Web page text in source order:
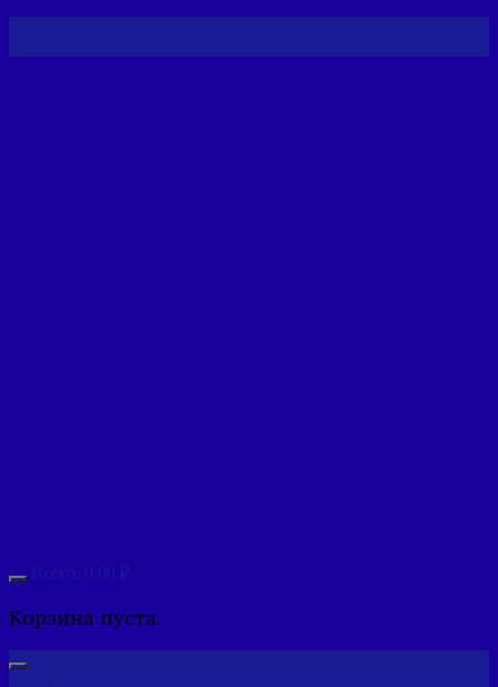
Всего: 0,00 ₽
Корзина пуста.